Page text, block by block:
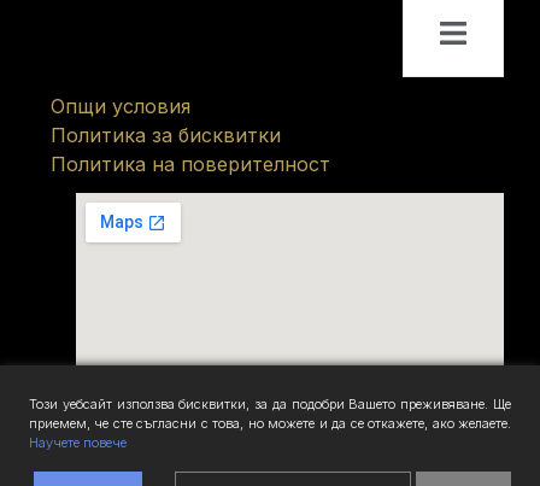
Опщи условия
Политика за бисквитки
Политика на поверителност
Този уебсайт използва бисквитки, за да подобри Вашето преживяване. Ще
приемем, че сте съгласни с това, но можете и да се откажете, ако желаете.
Научете повече